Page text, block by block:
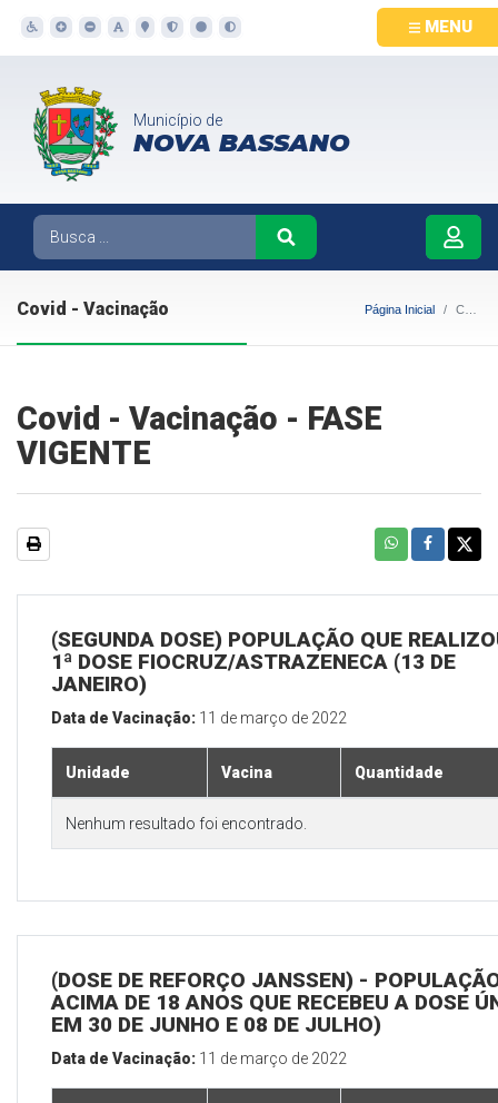
MENU
Município de
NOVA BASSANO
Covid - Vacinação Página Inicial Covid - Vacinação
Covid - Vacinação - FASE
VIGENTE
(SEGUNDA DOSE) POPULAÇÃO QUE
1ª DOSE FIOCRUZ/ASTRAZENECA (13 DE
JANEIRO)
Data de Vacinação: 11 de março de 2022
Unidade Vacina Quantidade
Nenhum resultado foi encontrado.
(DOSE DE REFORÇO JANSSEN) -
ACIMA DE 18 ANOS QUE RECEBEU A DOSE
EM 30 DE JUNHO E 08 DE JULHO)
Data de Vacinação: 11 de março de 2022